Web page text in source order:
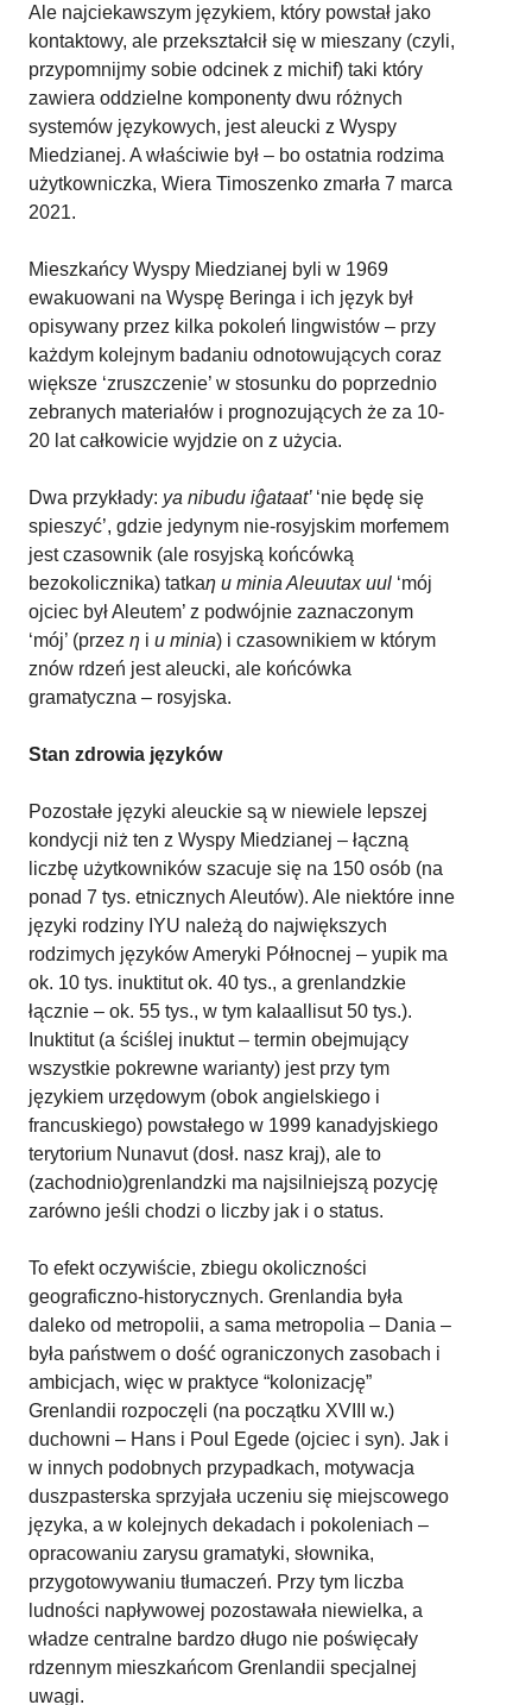
Ale najciekawszym językiem, który powstał jako
kontaktowy, ale przekształcił się w mieszany (czyli,
przypomnijmy sobie odcinek z michif) taki który
zawiera oddzielne komponenty dwu różnych
systemów językowych, jest aleucki z Wyspy
Miedzianej. A właściwie był – bo ostatnia rodzima
użytkowniczka, Wiera Timoszenko zmarła 7 marca
2021.
Mieszkańcy Wyspy Miedzianej byli w 1969
ewakuowani na Wyspę Beringa i ich język był
opisywany przez kilka pokoleń lingwistów – przy
każdym kolejnym badaniu odnotowujących coraz
większe ‘zruszczenie’ w stosunku do poprzednio
zebranych materiałów i prognozujących że za 10-
20 lat całkowicie wyjdzie on z użycia.
Dwa przykłady: ya nibudu iĝataat’ ‘nie będę się
spieszyć’, gdzie jedynym nie-rosyjskim morfemem
jest czasownik (ale rosyjską końcówką
bezokolicznika) tatkaƞ u minia Aleuutax uul ‘mój
ojciec był Aleutem’ z podwójnie zaznaczonym
‘mój’ (przez ƞ i u minia) i czasownikiem w którym
znów rdzeń jest aleucki, ale końcówka
gramatyczna – rosyjska.
Stan zdrowia języków
Pozostałe języki aleuckie są w niewiele lepszej
kondycji niż ten z Wyspy Miedzianej – łączną
liczbę użytkowników szacuje się na 150 osób (na
ponad 7 tys. etnicznych Aleutów). Ale niektóre inne
języki rodziny IYU należą do największych
rodzimych języków Ameryki Północnej – yupik ma
ok. 10 tys. inuktitut ok. 40 tys., a grenlandzkie
łącznie – ok. 55 tys., w tym kalaallisut 50 tys.).
Inuktitut (a ściślej inuktut – termin obejmujący
wszystkie pokrewne warianty) jest przy tym
językiem urzędowym (obok angielskiego i
francuskiego) powstałego w 1999 kanadyjskiego
terytorium Nunavut (dosł. nasz kraj), ale to
(zachodnio)grenlandzki ma najsilniejszą pozycję
zarówno jeśli chodzi o liczby jak i o status.
To efekt oczywiście, zbiegu okoliczności
geograficzno-historycznych. Grenlandia była
daleko od metropolii, a sama metropolia – Dania –
była państwem o dość ograniczonych zasobach i
ambicjach, więc w praktyce “kolonizację”
Grenlandii rozpoczęli (na początku XVIII w.)
duchowni – Hans i Poul Egede (ojciec i syn). Jak i
w innych podobnych przypadkach, motywacja
duszpasterska sprzyjała uczeniu się miejscowego
języka, a w kolejnych dekadach i pokoleniach –
opracowaniu zarysu gramatyki, słownika,
przygotowywaniu tłumaczeń. Przy tym liczba
ludności napływowej pozostawała niewielka, a
władze centralne bardzo długo nie poświęcały
rdzennym mieszkańcom Grenlandii specjalnej
uwagi.